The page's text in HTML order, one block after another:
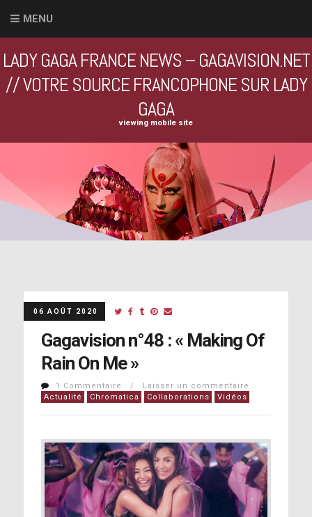
MENU
LADY GAGA FRANCE NEWS – GAGAVISION.NET
// VOTRE SOURCE FRANCOPHONE SUR LADY
GAGA
viewing mobile site
06 AOÛT 2020
Gagavision n°48 : « Making Of
Rain On Me »
1 Commentaire / Laisser un commentaire
Actualité
Chromatica Collaborations Vidéos